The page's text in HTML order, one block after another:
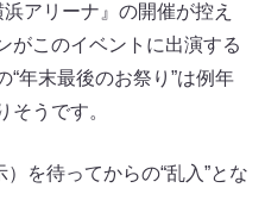
アリーナ』の開催が控え
がこのイベントに出演する
“年末最後のお祭り”は例年
そうです。
を待ってからの“乱入”とな